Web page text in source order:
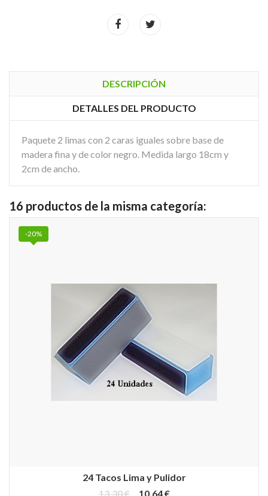
DESCRIPCIÓN
DETALLES DEL PRODUCTO
Paquete 2 limas con 2 caras iguales sobre base de
madera fina y de color negro. Medida largo 18cm y
2cm de ancho.
16 productos de la misma categoría:
24 Tacos Lima y Pulidor
13,30 €
10,64 €
-20%